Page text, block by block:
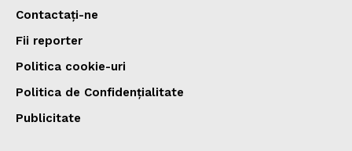
Contactați-ne
Fii reporter
Politica cookie-uri
Politica de Confidențialitate
Publicitate